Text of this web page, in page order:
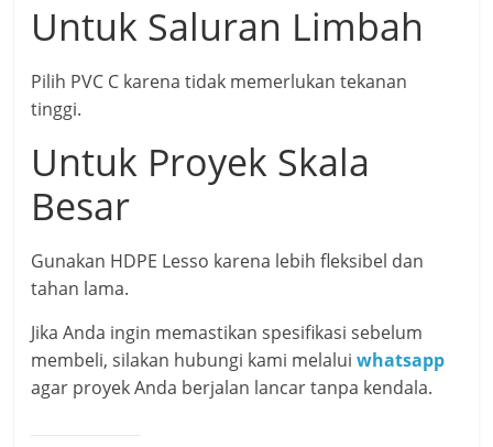
Untuk Saluran Limbah
Pilih PVC C karena tidak memerlukan tekanan
tinggi.
Untuk Proyek Skala
Besar
Gunakan HDPE Lesso karena lebih fleksibel dan
tahan lama.
Jika Anda ingin memastikan spesifikasi sebelum
membeli, silakan hubungi kami melaluiwhatsapp
agar proyek Anda berjalan lancar tanpa kendala.